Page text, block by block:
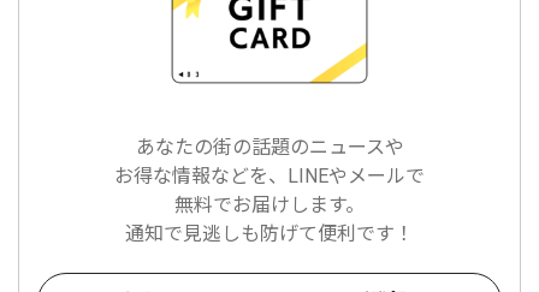
あなたの街の話題のニュースや
お得な情報などを、LINEやメールで
無料でお届けします。
通知で見逃しも防げて便利です！